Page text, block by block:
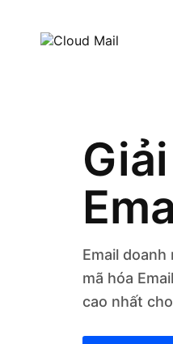
Email
mã hóa
cao nhất